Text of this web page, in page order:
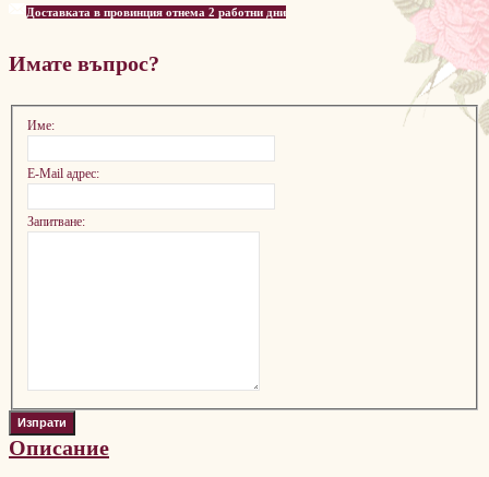
Доставката в провинция отнема 2 работни дни
Имате въпрос?
Име:
E-Mail адрес:
Запитване:
Описание